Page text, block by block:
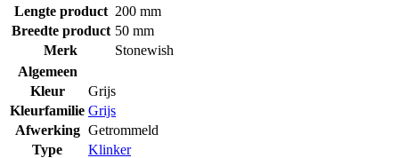
Lengte product 200 mm
Breedte product 50 mm
Merk
Stonewish
Algemeen
Kleur
Grijs
Kleurfamilie Grijs
Afwerking Getrommeld
Type
Klinker